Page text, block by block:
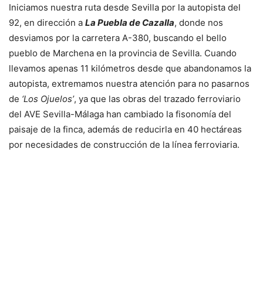
Iniciamos nuestra ruta desde Sevilla por la autopista del
92, en dirección a La Puebla de Cazalla, donde nos
desviamos por la carretera A-380, buscando el bello
pueblo de Marchena en la provincia de Sevilla. Cuando
llevamos apenas 11 kilómetros desde que abandonamos la
autopista, extremamos nuestra atención para no pasarnos
de ‘Los Ojuelos’, ya que las obras del trazado ferroviario
del AVE Sevilla-Málaga han cambiado la fisonomía del
paisaje de la finca, además de reducirla en 40 hectáreas
por necesidades de construcción de la línea ferroviaria.